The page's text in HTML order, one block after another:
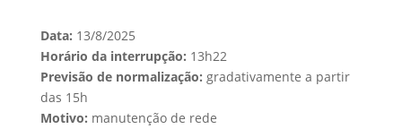
Data: 13/8/2025
Horário da interrupção: 13h22
Previsão de normalização: gradativamente a partir
das 15h
Motivo: manutenção de rede